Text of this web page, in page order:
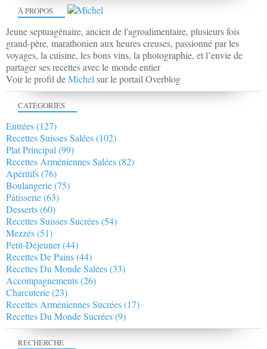
RECHERCHE
À PROPOS
Jeune septuagénaire, ancien de l'agroalimentaire, plusieurs fois
grand-père, marathonien aux heures creuses, passionné par les
voyages, la cuisine, les bons vins, la photographie, et l’envie de
partager ses recettes avec le monde entier
Voir le profil deMichel sur le portail Overblog
CATÉGORIES
Entrées(127)
Recettes Suisses Salées(102)
Plat Principal (99)
Recettes Arméniennes Salées(82)
Apéritifs(76)
Boulangerie(75)
Pâtisserie(63)
Desserts(60)
Recettes Suisses Sucrées(54)
Mezzés(51)
Petit-Déjeuner(44)
Recettes De Pains(44)
Recettes Du Monde Salées(33)
Accompagnements(26)
Charcuterie(23)
Recettes Arméniennes Sucrées(17)
Recettes Du Monde Sucrées(9)